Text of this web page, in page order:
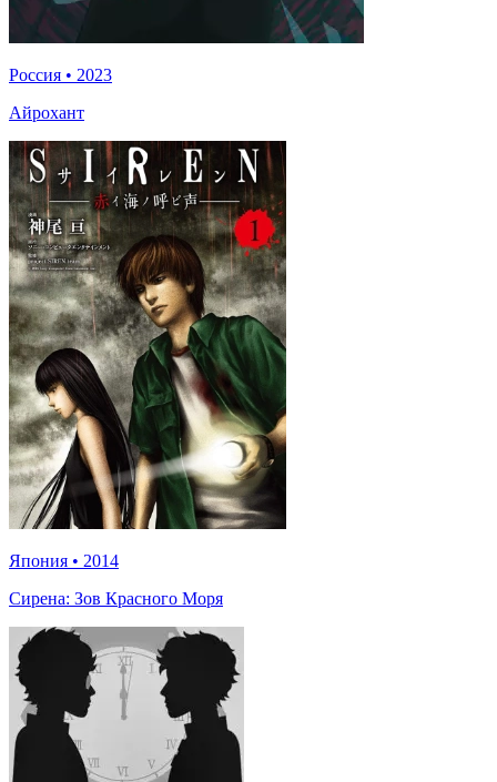
Россия • 2023
Айрохант
Япония • 2014
Сирена: Зов Красного Моря